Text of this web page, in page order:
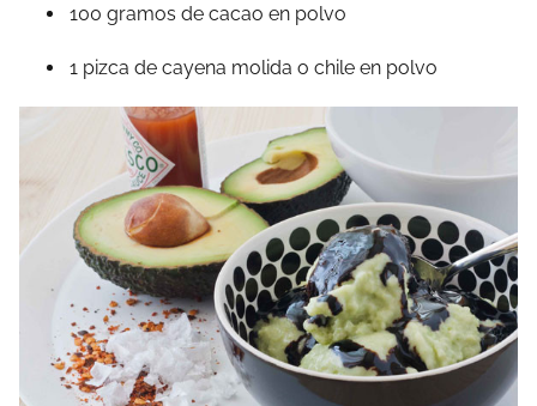
100 gramos de cacao en polvo
1 pizca de cayena molida o chile en polvo